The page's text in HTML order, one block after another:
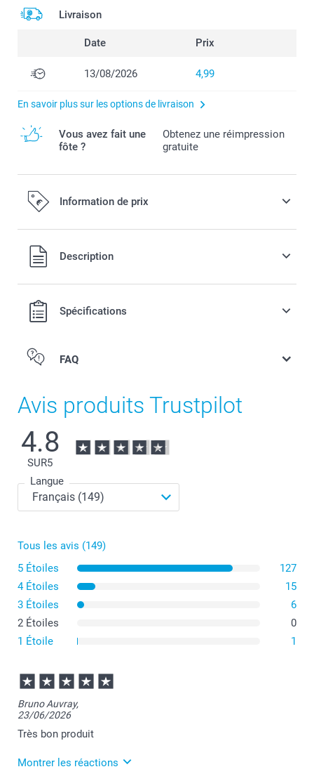
Livraison
Date Prix
13/08/2026 4,99
En savoir plus sur les options de livraison
Vous avez fait une
fôte ?
Obtenez une réimpression
gratuite
Information de prix
Tous les prix sont en EURO (€), TVA incluse et hors frais de
port.
Description
Spécifications
FAQ
Evitez d'utiliser des couverts directement dessus.
Nettoyez-le directement après usage pour éviter de
devoir gratter les restes de nourriture.
Lavez-le à l'eau et au savon sans le mettre au lave-
vaisselle.
Tenez-le à l'abri des sources de chaleur (casseroles
chaudes, plaques de cuisson).
Avis produits Trustpilot
4.8
SUR5
Langue
Tous les avis (149)
5 Étoiles
127
4 Étoiles
15
3 Étoiles
6
2 Étoiles
0
1 Étoile
1
Bruno Auvray,
23/06/2026
Très bon produit
Montrer les réactions